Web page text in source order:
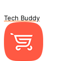
Tech Buddy